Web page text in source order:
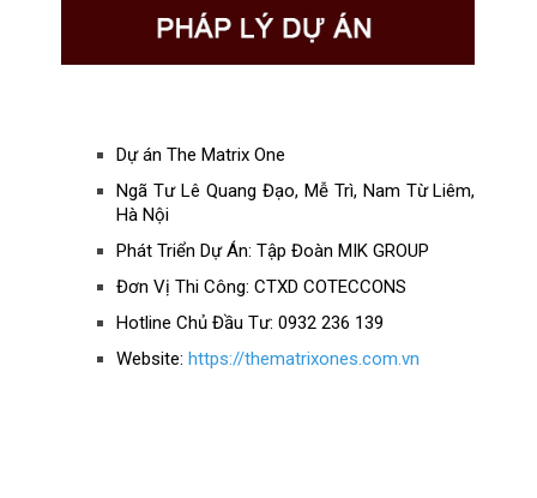
Dự án The Matrix One
Ngã Tư Lê Quang Đạo, Mễ Trì, Nam Từ Liêm,
Hà Nội
Phát Triển Dự Án: Tập Đoàn MIK GROUP
Đơn Vị Thi Công: CTXD COTECCONS
Hotline Chủ Đầu Tư: 0932 236 139
Website: https://thematrixones.com.vn